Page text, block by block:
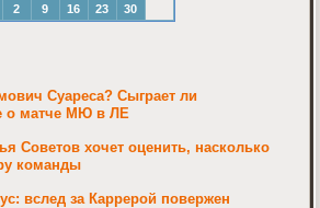
2 9 16 23 30
Суареса? Сыграет ли
о матче МЮ в ЛЕ
Советов хочет оценить, насколько
команды
вслед за Каррерой повержен